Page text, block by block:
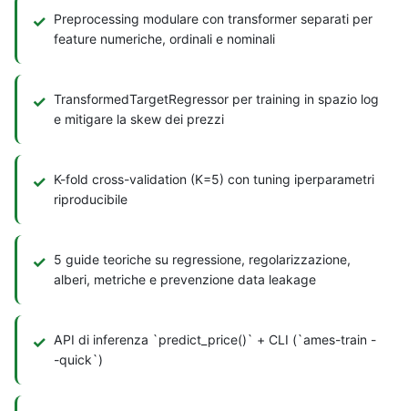
Preprocessing modulare con transformer separati per
feature numeriche, ordinali e nominali
TransformedTargetRegressor per training in spazio log
e mitigare la skew dei prezzi
K-fold cross-validation (K=5) con tuning iperparametri
riproducibile
5 guide teoriche su regressione, regolarizzazione,
alberi, metriche e prevenzione data leakage
API di inferenza `predict_price()` + CLI (`ames-train -
-quick`)